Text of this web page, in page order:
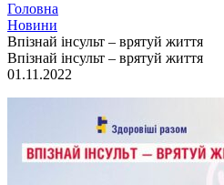
Головна
Новини
Впізнай інсульт – врятуй життя
Впізнай інсульт – врятуй життя
01.11.2022